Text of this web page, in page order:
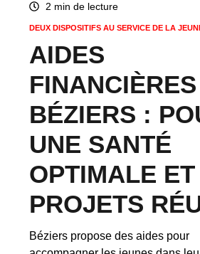
2 min de lecture
DEUX DISPOSITIFS AU SERVICE DE LA
AIDES
BÉZIERS :
UNE SANTÉ
OPTIMALE
PROJETS
Béziers propose des aides pour